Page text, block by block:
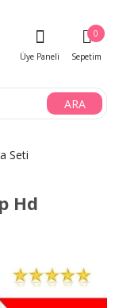
ARA
Üye Paneli Sepetim
0
Seti
Hd